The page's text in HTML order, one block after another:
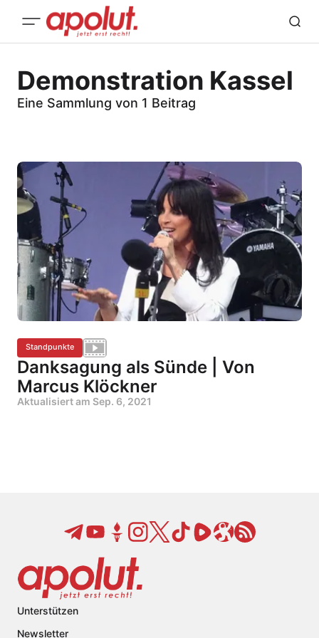
Demonstration Kassel
Eine Sammlung von 1 Beitrag
Standpunkte
Danksagung als Sünde | Von
Marcus Klöckner
Aktualisiert am Sep. 6, 2021
Unterstützen
Newsletter